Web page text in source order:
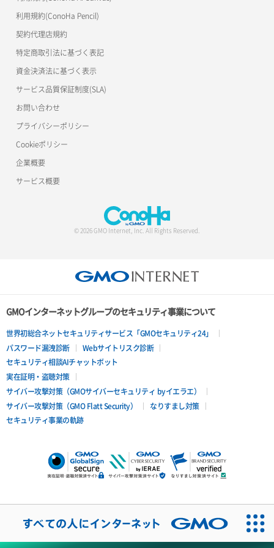
利用規約(ConoHa Pencil)
契約代理店規約
特定商取引法に基づく表記
資金決済法に基づく表示
サービス品質保証制度(SLA)
お問い合わせ
プライバシーポリシー
Cookieポリシー
企業概要
サービス概要
© 2026 GMO Internet, Inc. All Rights Reserved.
GMOインターネットグループのセキュリティ事業について
世界初総合ネットセキュリティサービス「GMOセキュリティ24」
パスワード漏洩診断
Webサイトリスク診断
セキュリティ相談AIチャットボット
実在証明・盗聴対策
サイバー攻撃対策（GMOサイバーセキュリティ byイエラエ）
サイバー攻撃対策（GMO Flatt Security）
なりすまし対策
セキュリティ事業の軌跡